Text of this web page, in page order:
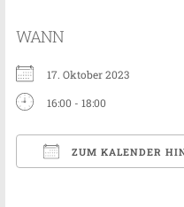
WANN
17. Oktober 2023
16:00 - 18:00
ZUM KALENDER